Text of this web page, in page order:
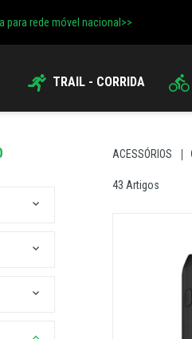
para rede móvel nacional>>
TRAIL - CORRIDA
ACESSÓRIOS
43 Artigos